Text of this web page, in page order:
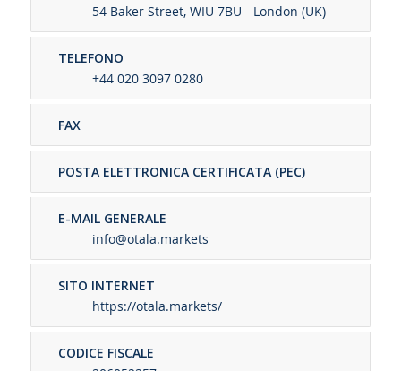
54 Baker Street, WIU 7BU - London (UK)
TELEFONO
+44 020 3097 0280
FAX
POSTA ELETTRONICA CERTIFICATA (PEC)
E-MAIL GENERALE
info@otala.markets
SITO INTERNET
https://otala.markets/
CODICE FISCALE